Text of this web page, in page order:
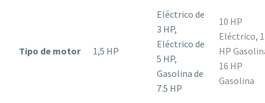
Tipo de motor 1,5 HP
Eléctrico de
3 HP,
Eléctrico de
5 HP,
Gasolina de
7.5 HP
10 HP
Eléctrico,
HP
16 HP
Gasolina